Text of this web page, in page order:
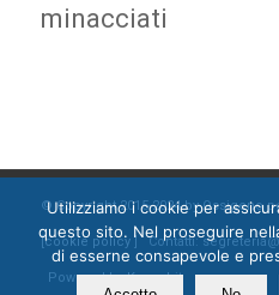
minacciati
© Copyright 2015-2024 by Ossigeno
[cookie policy ] Contatti:
Powered byKappabit
Utilizziamo i cookie per
questo sito. Nel proseguire
di esserne consapevole e